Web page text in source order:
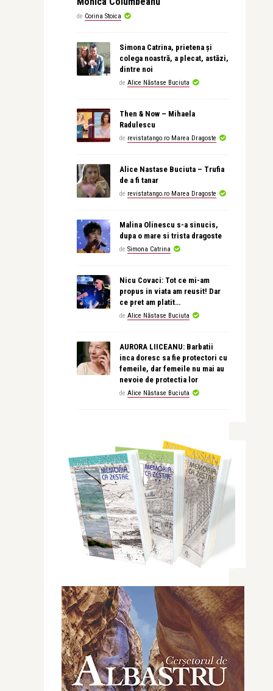
de Corina Stoica
Simona Catrina, prietena și
colega noastră, a plecat, astăzi,
dintre noi
de Alice Năstase Buciuta
Then & Now – Mihaela
Radulescu
de revistatango.ro Marea Dragoste
Alice Nastase Buciuta – Trufia
de a fi tanar
de revistatango.ro Marea Dragoste
Malina Olinescu s-a sinucis,
dupa o mare si trista dragoste
de Simona Catrina
Nicu Covaci: Tot ce mi-am
propus in viata am reusit! Dar
ce pret am platit…
de Alice Năstase Buciuta
AURORA LIICEANU: Barbatii
inca doresc sa fie protectori cu
femeile, dar femeile nu mai au
nevoie de protectia lor
de Alice Năstase Buciuta